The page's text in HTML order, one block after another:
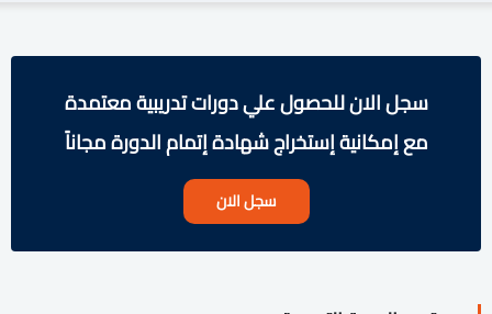
سجل الان للحصول علي دورات تدريبية معتمدة
مع إمكانية إستخراج شهادة إتمام الدورة مجاناً
سجل الان